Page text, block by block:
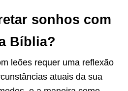
sonhos com
Bíblia?
leões requer uma reflexão
atuais da sua